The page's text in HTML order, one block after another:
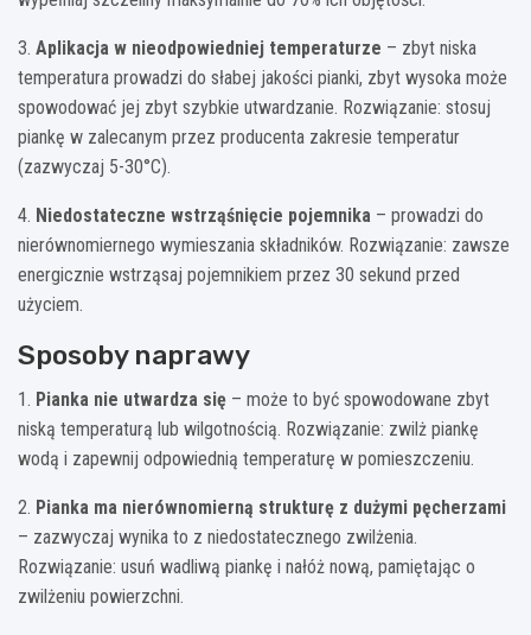
3. Aplikacja w nieodpowiedniej temperaturze – zbyt niska
temperatura prowadzi do słabej jakości pianki, zbyt wysoka może
spowodować jej zbyt szybkie utwardzanie. Rozwiązanie: stosuj
piankę w zalecanym przez producenta zakresie temperatur
(zazwyczaj 5-30°C).
4. Niedostateczne wstrząśnięcie pojemnika – prowadzi do
nierównomiernego wymieszania składników. Rozwiązanie: zawsze
energicznie wstrząsaj pojemnikiem przez 30 sekund przed
użyciem.
Sposoby naprawy
1. Pianka nie utwardza się – może to być spowodowane zbyt
niską temperaturą lub wilgotnością. Rozwiązanie: zwilż piankę
wodą i zapewnij odpowiednią temperaturę w pomieszczeniu.
2. Pianka ma nierównomierną strukturę z dużymi pęcherzami
– zazwyczaj wynika to z niedostatecznego zwilżenia.
Rozwiązanie: usuń wadliwą piankę i nałóż nową, pamiętając o
zwilżeniu powierzchni.